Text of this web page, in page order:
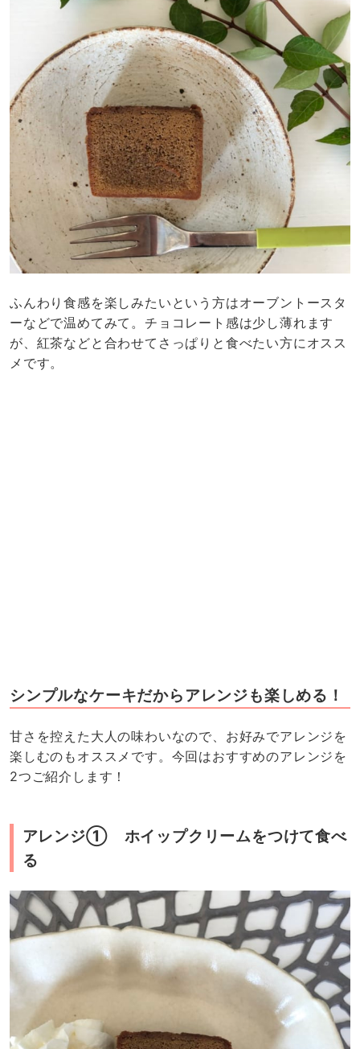
ふんわり食感を楽しみたいという方はオーブントースタ
ーなどで温めてみて。チョコレート感は少し薄れます
が、紅茶などと合わせてさっぱりと食べたい方にオスス
メです。
シンプルなケーキだからアレンジも楽しめる！
甘さを控えた大人の味わいなので、お好みでアレンジを
楽しむのもオススメです。今回はおすすめのアレンジを
2つご紹介します！
アレンジ① ホイップクリームをつけて食べ
る